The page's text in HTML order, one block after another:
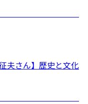
夫さん】歴史と文化